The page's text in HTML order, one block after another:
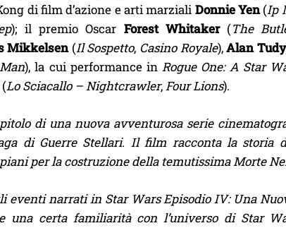
di film d’azione e arti marziali Donnie Yen(Ip
); il premio Oscar Forest Whitaker (The
Mikkelsen (Il Sospetto, Casino Royale),Alan
), la cui performance inRogue One: A Star
(Lo Sciacallo – Nightcrawler,Four Lions).
di una nuova avventurosa serie
di Guerre Stellari. Il film racconta la storia
per la costruzione della temutissima Morte
eventi narrati in Star Wars Episodio IV: Una
una certa familiarità con l’universo di Star